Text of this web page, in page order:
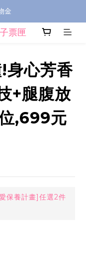
金
票匣
身心芳香
+腿腹放
,699元
保養計畫]任選2件